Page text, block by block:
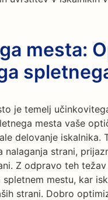
mesta:
je temelj
mesta vaše
delovanje iskalnika.
nalaganja strani,
Z odpravo teh
mestu, kar
strani. Dobro